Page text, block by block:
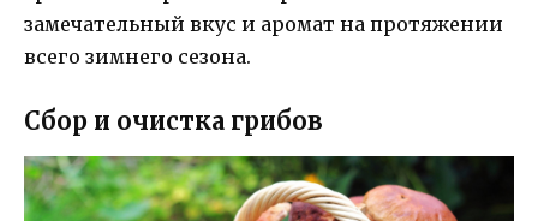
замечательный вкус и аромат на протяжении
всего зимнего сезона.
Сбор и очистка грибов